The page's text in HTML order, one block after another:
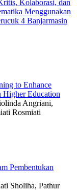
Kolaborasi, dan
Menggunakan
4 Banjarmasin
to Enhance
Higher Education
Angriani,
Rosmiati
Pembentukan
Sholiha, Pathur